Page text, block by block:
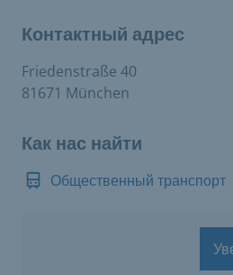
Контактный адрес
Friedenstraße 40
81671 München
Как нас найти
Общественный транспорт